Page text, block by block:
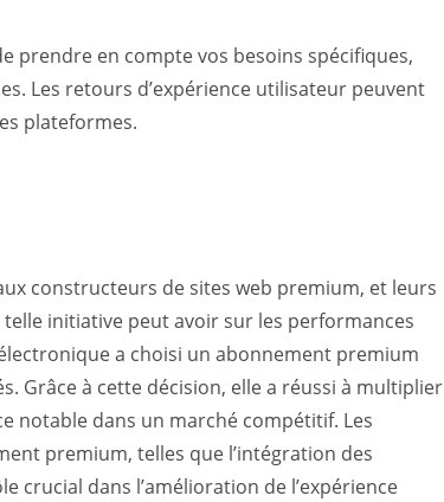
prendre en compte vos besoins spécifiques,
Les retours d’expérience utilisateur peuvent
plateformes.
constructeurs de sites web premium, et leurs
initiative peut avoir sur les performances
a choisi un abonnement premium
Grâce à cette décision, elle a réussi à multiplier
notable dans un marché compétitif. Les
premium, telles que l’intégration des
crucial dans l’amélioration de l’expérience